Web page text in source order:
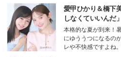
ションの完成度を高
して、“髪そのものの
めて注目する人が増
子。今回は、そんな
な髪を日常で叶える
女性たちのヘアケア
愛甲ひかり＆橋下
しなくていいんだ
対策”の新しい選択
本格的な夏が到来！
にゆううつになるの
レや不快感ですよね